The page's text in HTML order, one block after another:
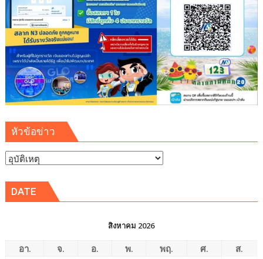
หัวข้อข่าว
หัวข้อ
DATE
สิงหาคม 2026
อา. จ. อ. พ. พฤ. ศ.
ส.